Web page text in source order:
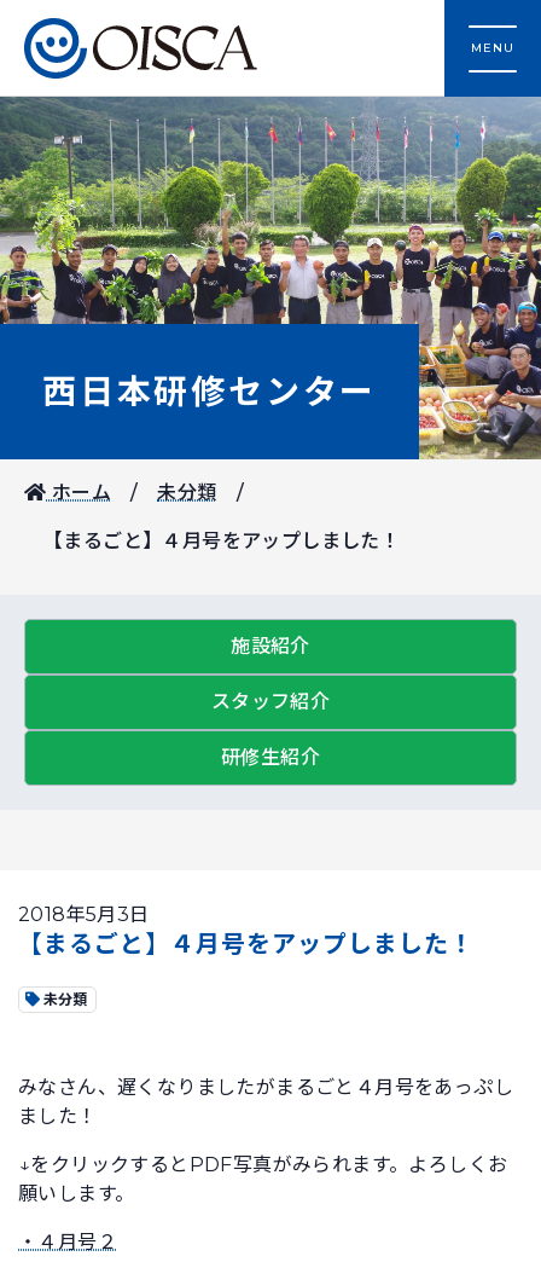
MENU
西日本研修センター
ホーム 未分類
【まるごと】４月号をアップしました！
施設紹介
スタッフ紹介
研修生紹介
2018年5月3日
【まるごと】４月号をアップしました！
未分類
みなさん、遅くなりましたがまるごと４月号をあっぷし
ました！
↓をクリックするとPDF写真がみられます。よろしくお
願いします。
・４月号２